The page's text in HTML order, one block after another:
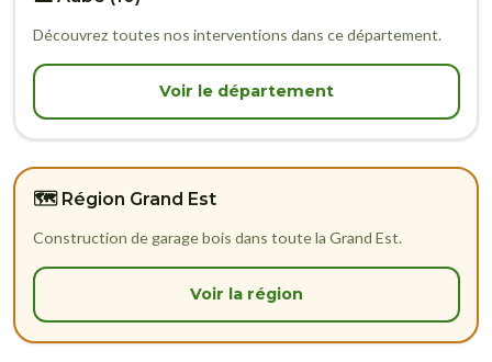
Découvrez toutes nos interventions dans ce département.
Voir le département
🗺️ Région Grand Est
Construction de garage bois dans toute la Grand Est.
Voir la région